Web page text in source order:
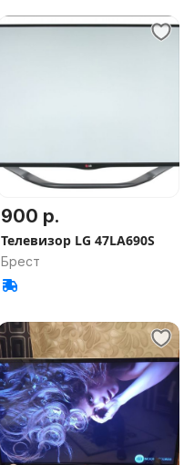
900 р.
Телевизор LG 47LA690S
Брест